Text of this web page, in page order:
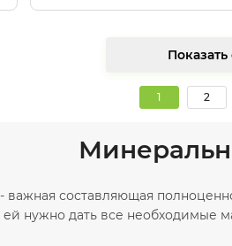
1 2
- важная составляющая
нужно дать все необходимые